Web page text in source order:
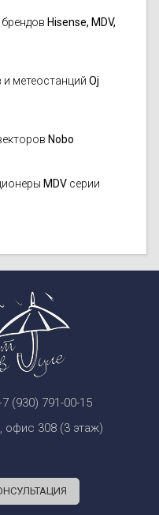
Hisense, MDV,
метеостанций Oj
Nobo
MDV серии
(930) 791-00-15
офис 308 (3 этаж)